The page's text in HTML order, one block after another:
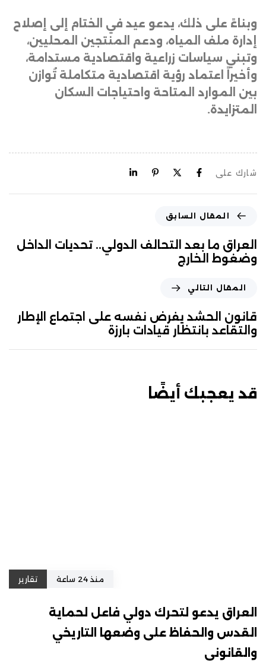
وبناءً على ذلك، يدعو عيد في الختام إلى إصلاح
إدارة ملف المياه، ودعم المنتجين المحليين،
وتبني سياسات زراعية واقتصادية مستدامة،
وأخيراً اعتماد رؤية اقتصادية متكاملة تُوازن
بين الموارد المتاحة واحتياجات السكان
المتزايدة.
شارك على
المقال السابق
العراق ما بعد التحالف الدولي.. تحديات الداخل
وضغوط الخارج
المقال التالي
قانون الحشد يفرض نفسه على اجتماع الإطار
والتقاعد بانتظار قيادات بارزة
قد يعجبك أيضًا
منذ 24 ساعة تقارير
العراق يدعو لتحرك دولي فاعل لحماية
القدس والحفاظ على وضعها التاريخي
والقانوني